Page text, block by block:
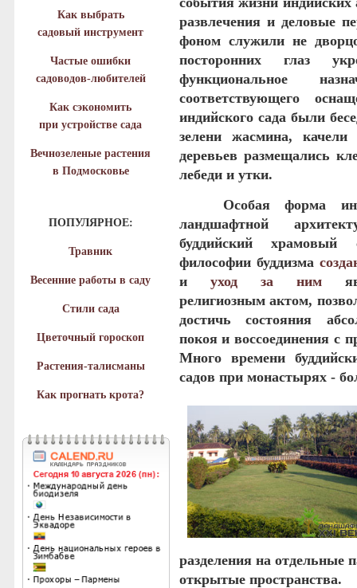
Как выбрать
садовый инструмент
Частые ошибки
садоводов-любителей
Как сэкономить
при устройстве сада
Вечнозеленые растения
в Подмосковье
ПОПУЛЯРНОЕ:
Травник
Весенние работы в саду
Стили сада
Цветочный гороскоп
Растения-талисманы
Как прогнать крота?
развлечения и деловые
фоном служили не
посторонних глаз
функциональное
соответствующего
индийского сада были
зелени жасмина,
деревьев размещались
лебеди и утки.
Особая форма
ландшафтной
буддийский
философии буддизма
и уход за ним
религиозным актом,
достичь состояния
покоя и воссоединения с
Много времени
садов при монастырях -
разделения на отдельные
открытые пространства.